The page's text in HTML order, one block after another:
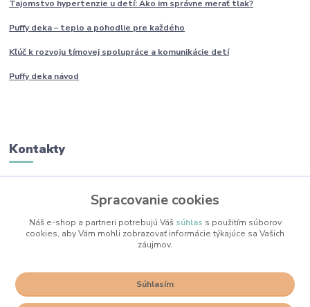
Tajomstvo hypertenzie u detí: Ako im správne merať tlak?
Puffy deka – teplo a pohodlie pre každého
Kľúč k rozvoju tímovej spolupráce a komunikácie detí
Puffy deka návod
Kontakty
+421 950 436 258
(Po-Pia, 9-17 hod.)
Spracovanie cookies
Náš e-shop a partneri potrebujú Váš súhlas s použitím súborov
cookies, aby Vám mohli zobrazovať informácie týkajúce sa Vašich
záujmov.
Súhlasím